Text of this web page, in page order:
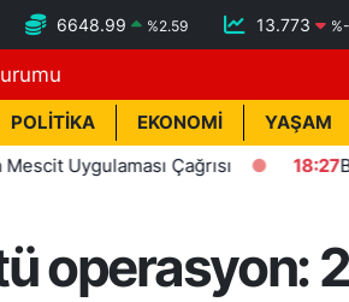
6648.99 %2.59 13.773 %
POLİTİKA EKONOMİ YAŞAM
Çağrısı 18:27 Bakan
operasyon: 2